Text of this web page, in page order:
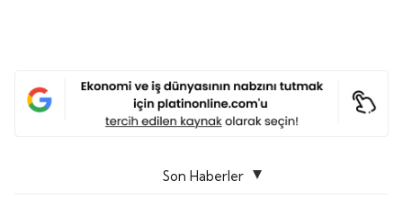
Son Haberler